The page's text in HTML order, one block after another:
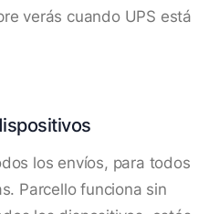
verás cuando UPS está
los envíos, para todos
Parcello funciona sin